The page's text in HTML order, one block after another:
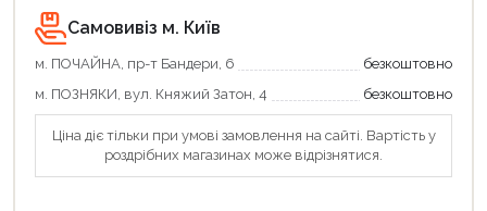
Самовивіз м. Київ
м. ПОЧАЙНА, пр-т Бандери, 6
безкоштовно
м. ПОЗНЯКИ, вул. Княжий Затон, 4
безкоштовно
Ціна діє тільки при умові замовлення на сайті. Вартість у
роздрібних магазинах може відрізнятися.